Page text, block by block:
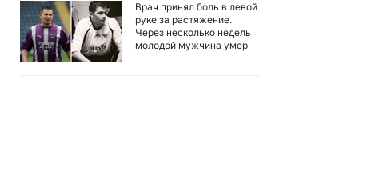
Врач принял боль в левой
руке за растяжение.
Через несколько недель
молодой мужчина умер